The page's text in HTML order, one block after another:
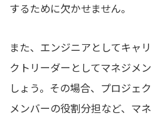
するために欠かせません。
また、エンジニアとしてキャ
クトリーダーとしてマネジメ
しょう。その場合、プロジェ
メンバーの役割分担など、マ